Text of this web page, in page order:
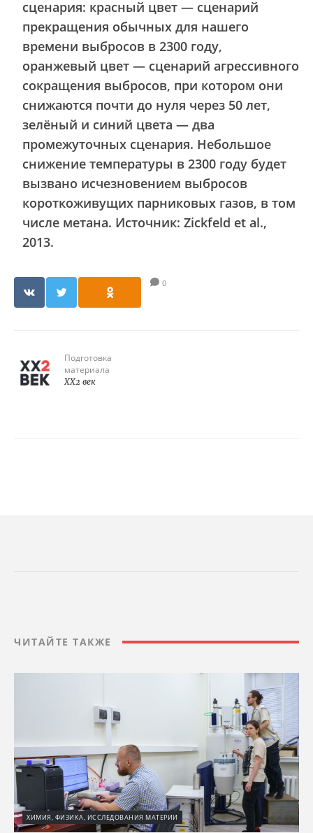
сценария: красный цвет — сценарий
прекращения обычных для нашего
времени выбросов в 2300 году,
оранжевый цвет — сценарий агрессивного
сокращения выбросов, при котором они
снижаются почти до нуля через 50 лет,
зелёный и синий цвета — два
промежуточных сценария. Небольшое
снижение температуры в 2300 году будет
вызвано исчезновением выбросов
короткоживущих парниковых газов, в том
числе метана. Источник: Zickfeld et al.,
2013.
0
Подготовка
материала
XX2 век
ЧИТАЙТЕ ТАКЖЕ
ХИМИЯ, ФИЗИКА, ИССЛЕДОВАНИЯ МАТЕРИИ